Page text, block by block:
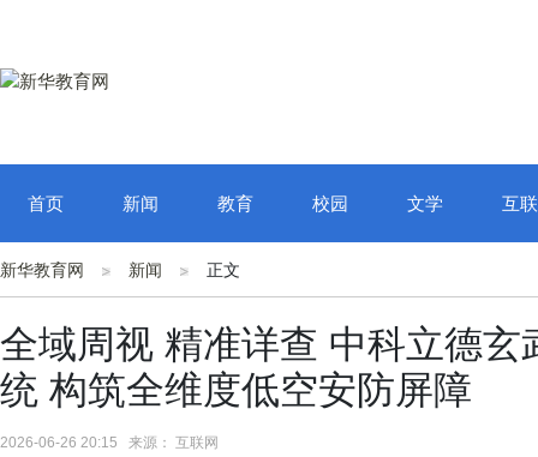
首页 新闻 教育 校园 文学 互
新华教育网 新闻 正文
全域周视 精准详查 中科立德
统 构筑全维度低空安防屏障
2026-06-26 20:15 来源： 互联网